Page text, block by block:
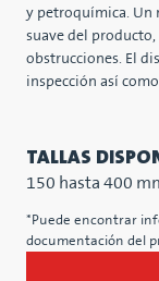
y petroquímica. Un
suave del
obstrucciones. El
inspección así
TALLAS
150 hasta 400
*Puede encontrar
documentación del